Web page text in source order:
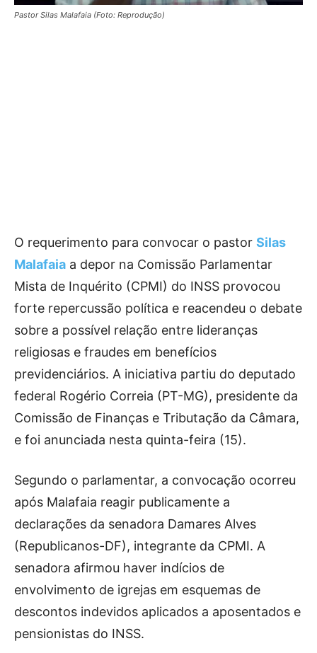
Pastor Silas Malafaia (Foto: Reprodução)
O requerimento para convocar o pastor Silas
Malafaia a depor na Comissão Parlamentar
Mista de Inquérito (CPMI) do INSS provocou
forte repercussão política e reacendeu o debate
sobre a possível relação entre lideranças
religiosas e fraudes em benefícios
previdenciários. A iniciativa partiu do deputado
federal Rogério Correia (PT-MG), presidente da
Comissão de Finanças e Tributação da Câmara,
e foi anunciada nesta quinta-feira (15).
Segundo o parlamentar, a convocação ocorreu
após Malafaia reagir publicamente a
declarações da senadora Damares Alves
(Republicanos-DF), integrante da CPMI. A
senadora afirmou haver indícios de
envolvimento de igrejas em esquemas de
descontos indevidos aplicados a aposentados e
pensionistas do INSS.